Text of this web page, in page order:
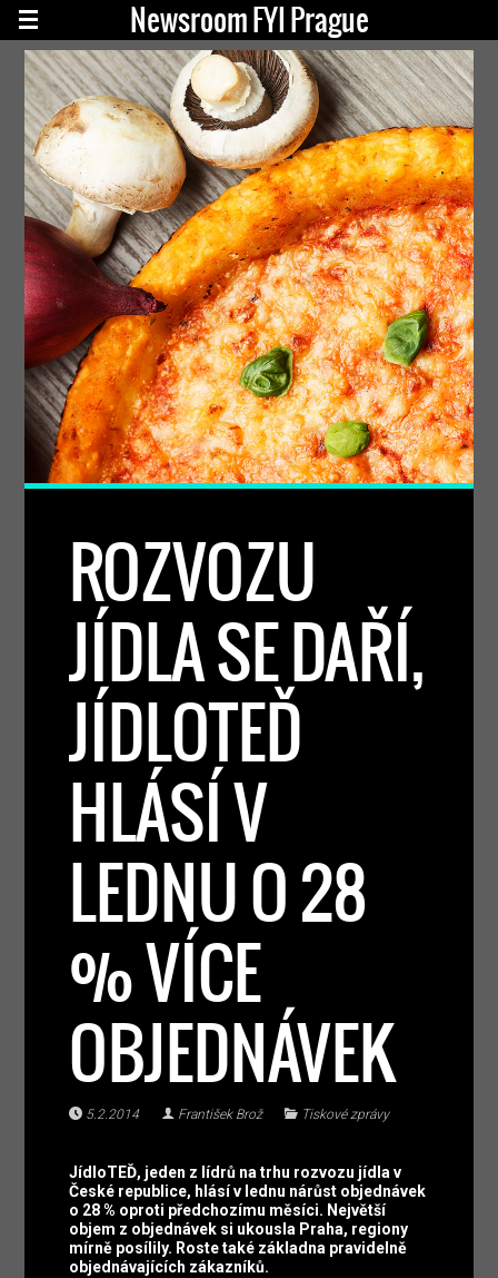
Newsroom FYI Prague
ROZVOZU
JÍDLA SE DAŘÍ,
JÍDLOTEĎ
HLÁSÍ V
LEDNU O 28
% VÍCE
OBJEDNÁVEK
5.2.2014 František Brož Tiskové zprávy
JídloTEĎ, jeden z lídrů na trhu rozvozu jídla v
České republice, hlásí v lednu nárůst objednávek
o 28 % oproti předchozímu měsíci. Největší
objem z objednávek si ukousla Praha, regiony
mírně posílily. Roste také základna pravidelně
objednávajících zákazníků.